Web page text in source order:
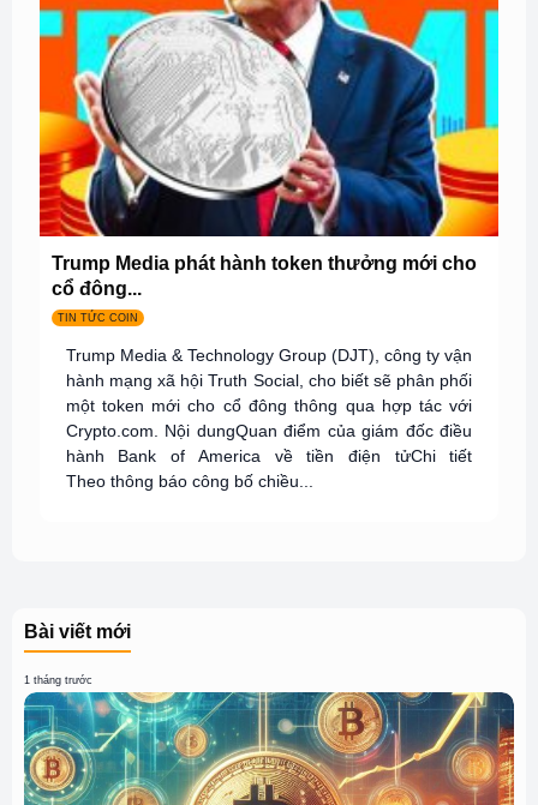
Trump Media phát hành token thưởng mới cho
cổ đông...
TIN TỨC COIN
Trump Media & Technology Group (DJT), công ty vận
hành mạng xã hội Truth Social, cho biết sẽ phân phối
một token mới cho cổ đông thông qua hợp tác với
Crypto.com. Nội dungQuan điểm của giám đốc điều
hành Bank of America về tiền điện tửChi tiết
Theo thông báo công bố chiều...
Bài viết mới
1 tháng trước